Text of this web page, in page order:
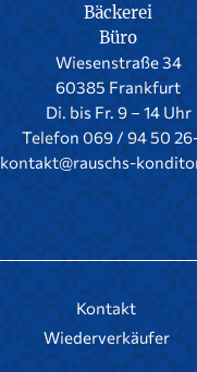
Bäckerei
Büro
Wiesenstraße 34
60385 Frankfurt
Di. bis Fr. 9 – 14 Uhr
Telefon 069 / 94 50
kontakt@rauschs-
Kontakt
Wiederverkäufer